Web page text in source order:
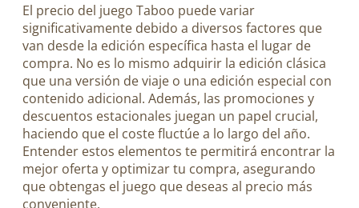
El precio del juego Taboo puede variar
significativamente debido a diversos factores que
van desde la edición específica hasta el lugar de
compra. No es lo mismo adquirir la edición clásica
que una versión de viaje o una edición especial con
contenido adicional. Además, las promociones y
descuentos estacionales juegan un papel crucial,
haciendo que el coste fluctúe a lo largo del año.
Entender estos elementos te permitirá encontrar la
mejor oferta y optimizar tu compra, asegurando
que obtengas el juego que deseas al precio más
conveniente.